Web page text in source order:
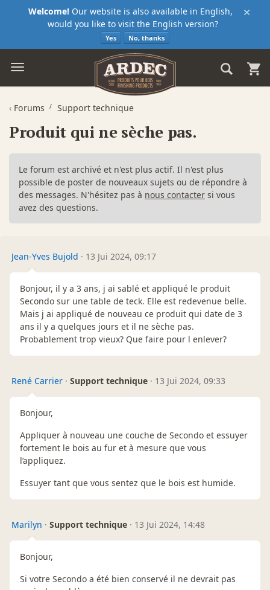
×
Welcome! Our website is also available in English,
would you like to visit the English version?
Yes No, thanks
‹ Forums Support technique
Produit qui ne sèche pas.
Le forum est archivé et n'est plus actif. Il n'est plus
possible de poster de nouveaux sujets ou de répondre à
des messages. N'hésitez pas à nous contacter si vous
avez des questions.
Jean-Yves Bujold · 13 Jui 2024, 09:17
Bonjour, il y a 3 ans, j ai sablé et appliqué le produit
Secondo sur une table de teck. Elle est redevenue belle.
Mais j ai appliqué de nouveau ce produit qui date de 3
ans il y a quelques jours et il ne sèche pas.
Probablement trop vieux? Que faire pour l enlever?
René Carrier · Support technique · 13 Jui 2024, 09:33
Bonjour,
Appliquer à nouveau une couche de Secondo et essuyer
fortement le bois au fur et à mesure que vous
l’appliquez.
Essuyer tant que vous sentez que le bois est humide.
Marilyn · Support technique · 13 Jui 2024, 14:48
Bonjour,
Si votre Secondo a été bien conservé il ne devrait pas